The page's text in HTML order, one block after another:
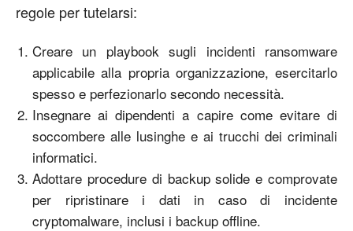
regole per tutelarsi:
Creare un playbook sugli incidenti ransomware
applicabile alla propria organizzazione, esercitarlo
spesso e perfezionarlo secondo necessità.
Insegnare ai dipendenti a capire come evitare di
soccombere alle lusinghe e ai trucchi dei criminali
informatici.
Adottare procedure di backup solide e comprovate
per ripristinare i dati in caso di incidente
cryptomalware, inclusi i backup offline.